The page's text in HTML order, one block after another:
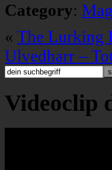
Category:
« The Lurking
Ulvedharr –
Videoclip